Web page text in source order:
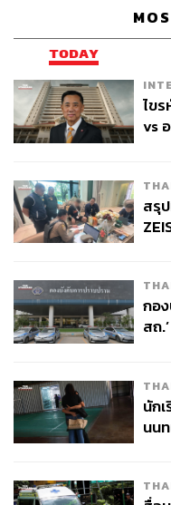
หรอก ก็เลยตอบเหมือน
ครั้งแรกที่โอมกล้าตอบค
ผมไม่เคยบอกว่าอยากเป็
(หัวเราะ) ผมรู้แค่ว่าชอบ
ปอร์ตั้งแต่ ม.1 ที่เริ่มทำเ
อยากแรป ผมว่าการอยา
ให้ได้เงิน ให้เป็นอาชีพ อั
TODAY
ไข
vs
สรุ
จ่า
กอ
สถ
นัก
นน